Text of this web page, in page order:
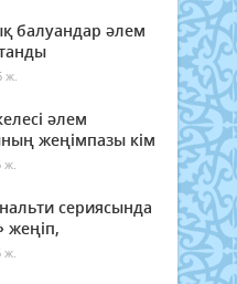
балуандар әлем
ж.
әлем
жеңімпазы кім
ж.
сериясында
жеңіп,
ж.